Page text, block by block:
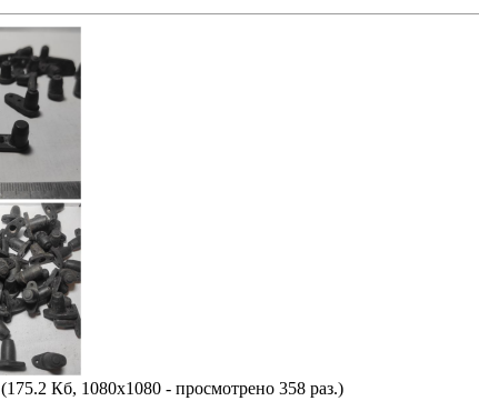
(175.2 Кб, 1080x1080 - просмотрено 358 раз.)